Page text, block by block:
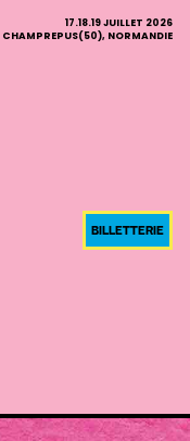
17.18.19 JUILLET 2026
CHAMPREPUS(50), NORMANDIE
BILLETTERIE